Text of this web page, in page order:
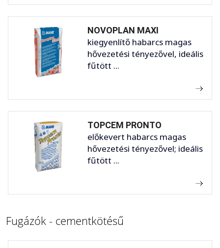
NOVOPLAN MAXI
kiegyenlítő habarcs magas
hővezetési tényezővel, ideális
fűtött ...
TOPCEM PRONTO
előkevert habarcs magas
hővezetési tényezővel; ideális
fűtött ...
Fugázók - cementkötésű